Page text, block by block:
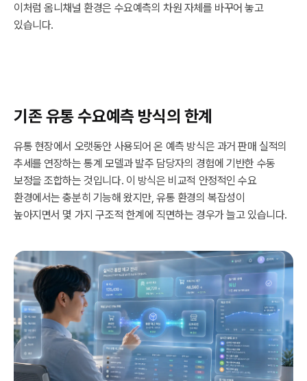
이처럼 옴니채널 환경은 수요예측의 차원 자체를 바꾸어 놓고
있습니다.
기존 유통 수요예측 방식의 한계
유통 현장에서 오랫동안 사용되어 온 예측 방식은 과거 판매 실적의
추세를 연장하는 통계 모델과 발주 담당자의 경험에 기반한 수동
보정을 조합하는 것입니다. 이 방식은 비교적 안정적인 수요
환경에서는 충분히 기능해 왔지만, 유통 환경의 복잡성이
높아지면서 몇 가지 구조적 한계에 직면하는 경우가 늘고 있습니다.